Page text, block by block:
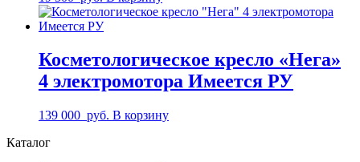
Косметологическое кресло «Нега»
4 электромотора Имеется РУ
139 000 руб. В корзину
Каталог